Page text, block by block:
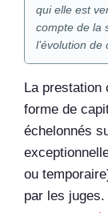
qui elle est
compte de la
l’évolution de
La prestation
forme de
échelonnés
ou
par les